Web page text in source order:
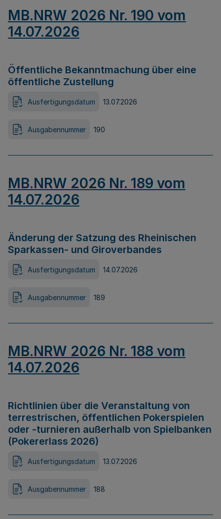
MB.NRW 2026 Nr. 190 vom
14.07.2026
Öffentliche Bekanntmachung über eine
öffentliche Zustellung
Ausfertigungsdatum 13.07.2026
Ausgabennummer 190
MB.NRW 2026 Nr. 189 vom
14.07.2026
Änderung der Satzung des Rheinischen
Sparkassen- und Giroverbandes
Ausfertigungsdatum 14.07.2026
Ausgabennummer 189
MB.NRW 2026 Nr. 188 vom
14.07.2026
Richtlinien über die Veranstaltung von
terrestrischen, öffentlichen Pokerspielen
oder -turnieren außerhalb von Spielbanken
(Pokererlass 2026)
Ausfertigungsdatum 13.07.2026
Ausgabennummer 188